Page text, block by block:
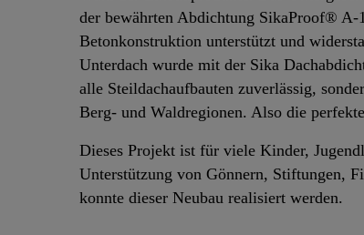
der bewährten Abdichtung SikaProof®
Betonkonstruktion unterstützt und
Unterdach wurde mit der Sika
alle Steildachaufbauten zuverlässig,
Berg- und Waldregionen. Also die
Dieses Projekt ist für viele Kinder,
Unterstützung von Gönnern, Stiftungen,
konnte dieser Neubau realisiert werden.